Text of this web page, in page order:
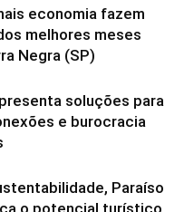
economia fazem
melhores meses
Negra (SP)
soluções para
e burocracia
Paraíso
o potencial turístico